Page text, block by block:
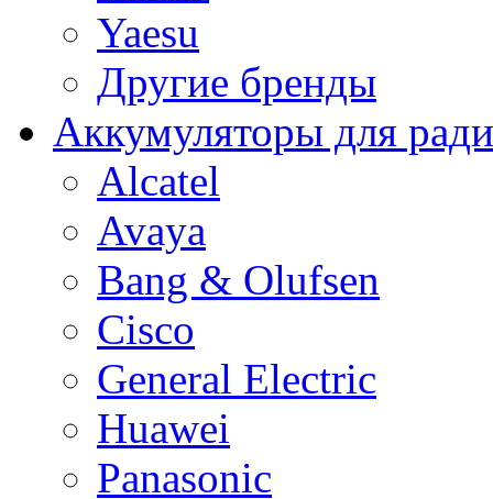
Yaesu
Другие бренды
Аккумуляторы для
Alcatel
Avaya
Bang & Olufsen
Cisco
General Electric
Huawei
Panasonic